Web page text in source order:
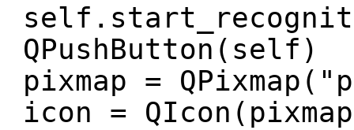
QPushButton(self)
pixmap =
icon =